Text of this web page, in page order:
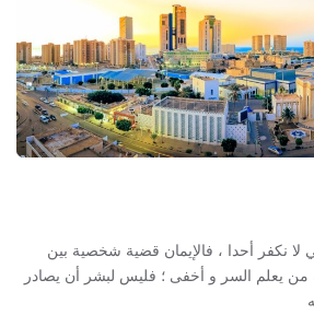
لا نكفر أحدا ، فالإيمان قضية شخصية بين
من يعلم السر و أخفى ؛ فليس لبشر أن يصادر